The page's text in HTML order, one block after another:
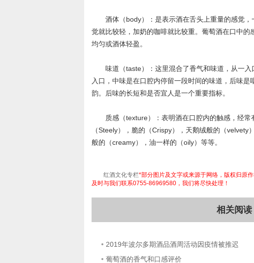
酒体（body）：是表示酒在舌头上重量的感觉
觉就比较轻，加奶的咖啡就比较重。葡萄酒在口中
均匀或酒体轻盈。
味道（taste）：这里混合了香气和味道，从一
入口，中味是在口腔内停留一段时间的味道，后味
韵。后味的长短和是否宜人是一个重要指标。
质感（texture）：表明酒在口腔内的触感，经
（Steely），脆的（Crispy），天鹅绒般的（
般的（creamy），油一样的（oily）等等。
红酒文化专栏*部分图片及文字或来源于网络，版权归原
及时与我们联系0755-86969580，我们将尽快处理！
相关阅读
2019年波尔多期酒品酒周活动因疫情被推迟
葡萄酒的香气和口感评价